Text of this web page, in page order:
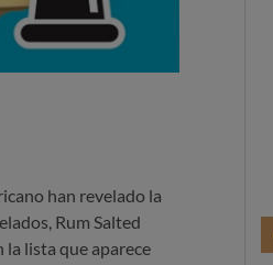
han revelado la
Rum Salted
la lista que aparece